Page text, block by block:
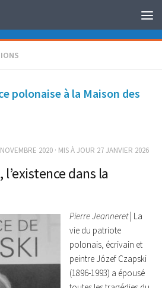
polonaise à la Maison des
2020 · MIS À JOUR 27 JANVIER 2026
l’existence dans la
Pierre Jeanneret| La
vie du patriote
polonais, écrivain et
peintre Józef Czapski
(1896-1993) a épousé